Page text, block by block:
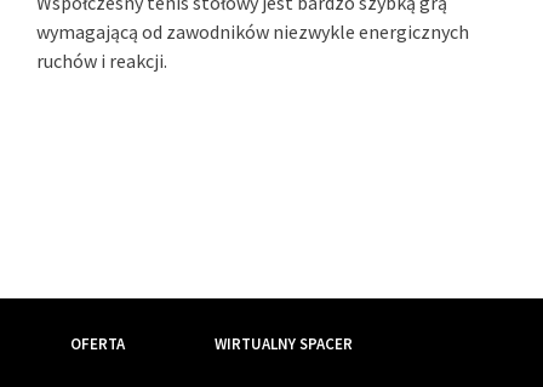
wymagającą od zawodników niezwykle energicznych
ruchów i reakcji.
OFERTA WIRTUALNY SPACER